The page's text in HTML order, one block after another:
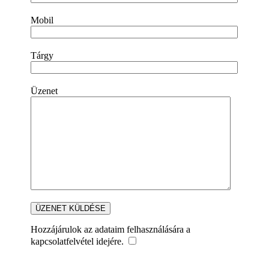
Mobil
Tárgy
Üzenet
Hozzájárulok az adataim felhasználására a
kapcsolatfelvétel idejére.